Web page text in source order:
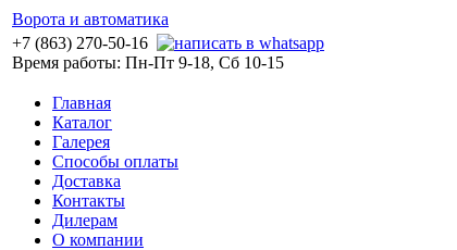
Ворота и автоматика
+7 (863) 270-50-16
Время работы: Пн-Пт 9-18, Сб 10-15
Главная
Каталог
Галерея
Способы оплаты
Доставка
Контакты
Дилерам
О компании